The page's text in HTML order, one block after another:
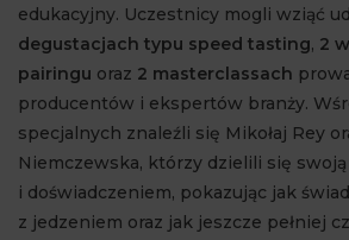
edukacyjny. Uczestnicy mogli wziąć
degustacjach typu speed tasting, 2
pairingu oraz 2 masterclassach
producentów i ekspertów branży.
specjalnych znaleźli się Mikołaj Rey
Niemczewska, którzy dzielili się
i doświadczeniem, pokazując jak
z jedzeniem oraz jak jeszcze pełniej